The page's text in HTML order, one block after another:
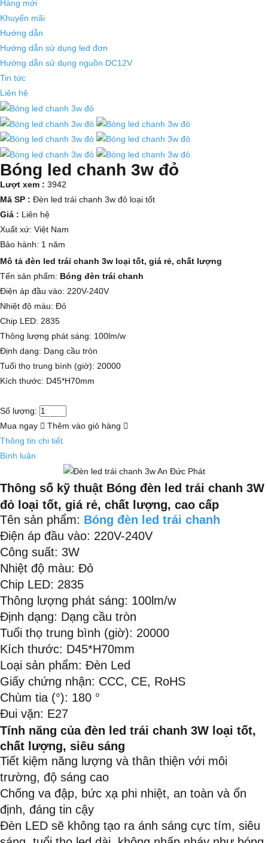
Hàng mới
Khuyến mãi
Hướng dẫn
Hướng dẫn sử dụng led đơn
Hướng dẫn sử dụng nguồn DC12V
Tin tức
Liên hệ
Bóng led chanh 3w đỏ
Lượt xem : 3942
Mã SP : Đèn led trái chanh 3w đỏ loại tốt
Giá : Liên hệ
Xuất xứ: Việt Nam
Bảo hành: 1 năm
Mô tả đèn led trái chanh 3w loại tốt, giá rẻ, chất lượng
Tến sản phẩm: Bóng đèn trái chanh
Điện áp đầu vào: 220V-240V
Nhiệt độ màu: Đỏ
Chip LED: 2835
Thông lượng phát sáng: 100lm/w
Định dạng: Dạng cầu tròn
Tuổi thọ trung bình (giờ): 20000
Kích thước: D45*H70mm
Số lượng:
Mua ngay
Thêm vào giỏ hàng
Thông tin chi tiết
Bình luận
Thông số kỹ thuật Bóng đèn led trái chanh 3W
đỏ loại tốt, giá rẻ, chất lượng, cao cấp
Tên sản phẩm: Bóng đèn led trái chanh
Điện áp đầu vào: 220V-240V
Công suất: 3W
Nhiệt độ màu: Đỏ
Chip LED: 2835
Thông lượng phát sáng: 100lm/w
Định dạng: Dạng cầu tròn
Tuổi thọ trung bình (giờ): 20000
Kích thước: D45*H70mm
Loại sản phẩm: Đèn Led
Giấy chứng nhận: CCC, CE, RoHS
Chùm tia (°): 180 °
Đui vặn: E27
Tính năng của đèn led trái chanh 3W loại tốt,
chất lượng, siêu sáng
Tiết kiệm năng lượng và thân thiện với môi
trường, độ sáng cao
Chống va đập, bức xạ phi nhiệt, an toàn và ổn
định, đáng tin cậy
Đèn LED sẽ không tạo ra ánh sáng cực tím, siêu